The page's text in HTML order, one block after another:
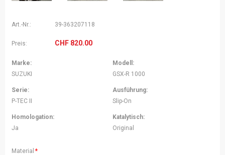
Art.-Nr.: 39-363207118
Preis: CHF 820.00
Marke:
SUZUKI
Modell:
GSX-R 1000
Serie:
P-TEC II
Ausführung:
Slip-On
Homologation:
Ja
Katalytisch:
Original
Pflichtfeld
Material *